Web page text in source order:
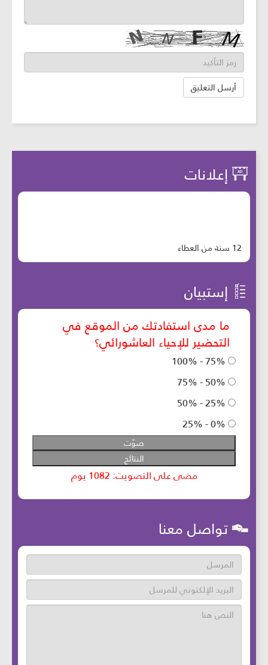
إعلانات
12 سنة من العطاء
إستبيان
تواصل معنا